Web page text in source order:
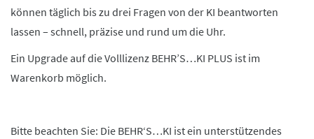
können täglich bis zu drei Fragen von der KI beantworten
lassen – schnell, präzise und rund um die Uhr.
Ein Upgrade auf die Volllizenz BEHR’S…KI PLUS ist im
Warenkorb möglich.
Bitte beachten Sie: Die BEHR‘S…KI ist ein unterstützendes